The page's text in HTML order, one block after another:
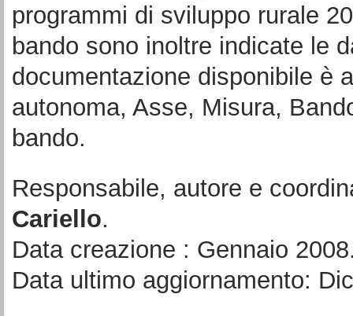
programmi di sviluppo rurale
bando sono inoltre indicate le
documentazione disponibile è
autonoma, Asse, Misura,
bando.
Responsabile, autore e
Cariello.
Data creazione : Gennaio
Data ultimo aggiornamento: